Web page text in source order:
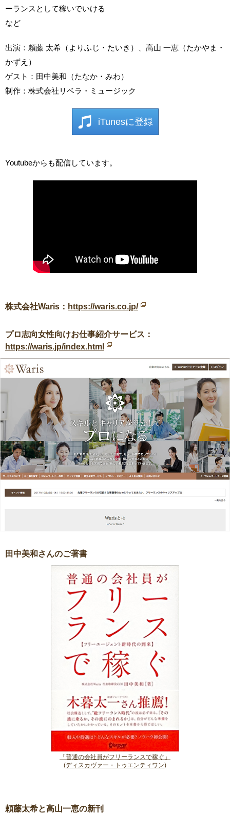
ーランスとして稼いでいける
など
出演：頼藤 太希（よりふじ・たいき）、高山 一恵（たかやま・
かずえ）
ゲスト：田中美和（たなか・みわ）
制作：株式会社リベラ・ミュージック
iTunesに登録
Youtubeからも配信しています。
株式会社Waris： https://waris.co.jp/
プロ志向女性向けお仕事紹介サービス：
https://waris.jp/index.html
田中美和さんのご著書
「普通の会社員がフリーランスで稼ぐ」
(ディスカヴァー・トゥエンティワン)
頼藤太希と高山一恵の新刊